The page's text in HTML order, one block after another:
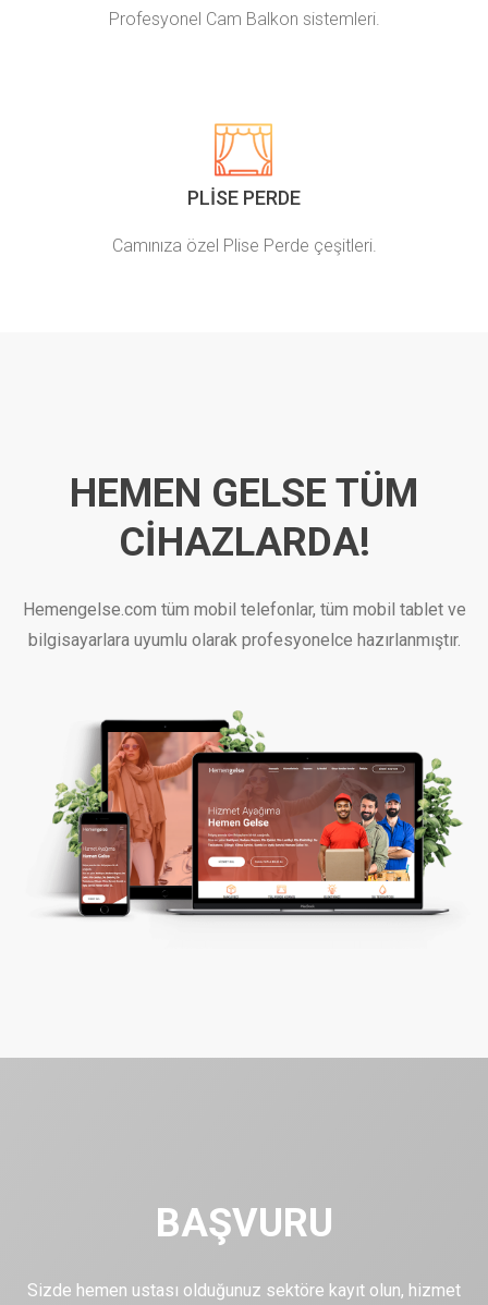
Profesyonel Cam Balkon sistemleri.
PLISE PERDE
Camınıza özel Plise Perde çeşitleri.
HEMEN GELSE TÜM
CİHAZLARDA!
Hemengelse.com tüm mobil telefonlar, tüm mobil tablet ve
bilgisayarlara uyumlu olarak profesyonelce hazırlanmıştır.
BAŞVURU
Sizde hemen ustası olduğunuz sektöre kayıt olun, hizmet